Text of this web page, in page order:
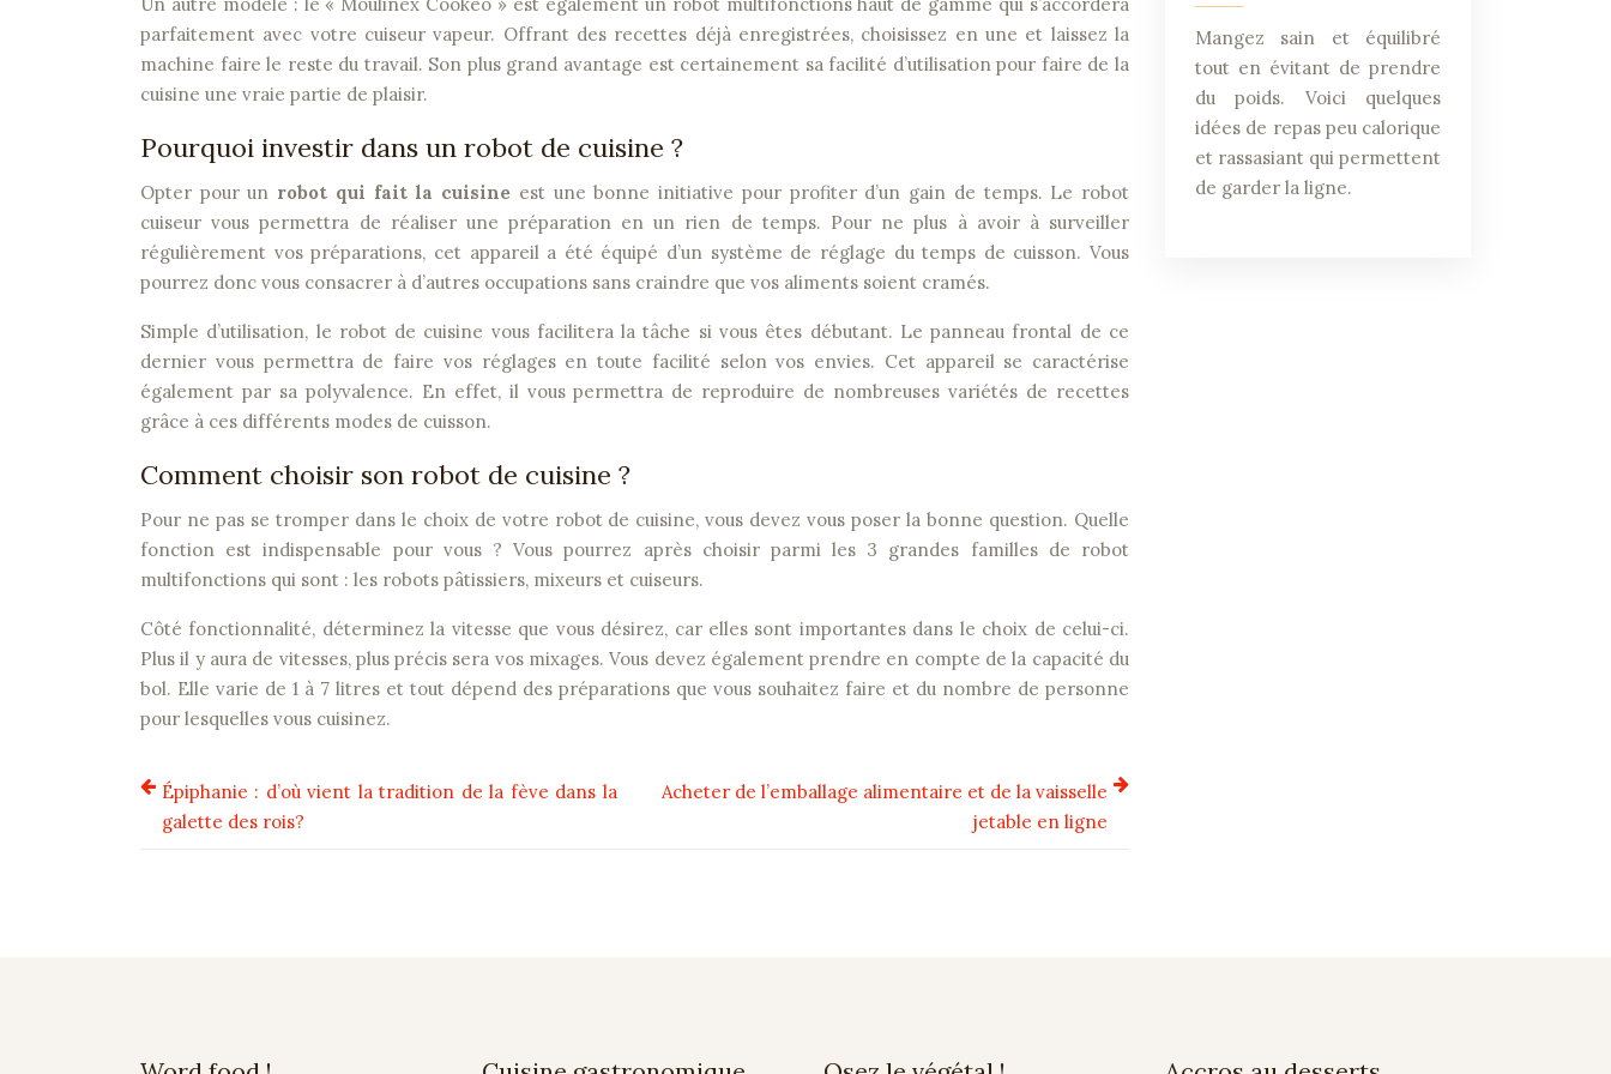
parfaitement avec votre cuiseur vapeur. Offrant des recettes déjà enregistrées, choisissez en une et laissez la
machine faire le reste du travail. Son plus grand avantage est certainement sa facilité d’utilisation pour faire de la
cuisine une vraie partie de plaisir.
Pourquoi investir dans un robot de cuisine ?
Opter pour un robot qui fait la cuisine est une bonne initiative pour profiter d’un gain de temps. Le robot
cuiseur vous permettra de réaliser une préparation en un rien de temps. Pour ne plus à avoir à surveiller
régulièrement vos préparations, cet appareil a été équipé d’un système de réglage du temps de cuisson. Vous
pourrez donc vous consacrer à d’autres occupations sans craindre que vos aliments soient cramés.
Simple d’utilisation, le robot de cuisine vous facilitera la tâche si vous êtes débutant. Le panneau frontal de ce
dernier vous permettra de faire vos réglages en toute facilité selon vos envies. Cet appareil se caractérise
également par sa polyvalence. En effet, il vous permettra de reproduire de nombreuses variétés de recettes
grâce à ces différents modes de cuisson.
Comment choisir son robot de cuisine ?
Pour ne pas se tromper dans le choix de votre robot de cuisine, vous devez vous poser la bonne question. Quelle
fonction est indispensable pour vous ? Vous pourrez après choisir parmi les 3 grandes familles de robot
multifonctions qui sont : les robots pâtissiers, mixeurs et cuiseurs.
Côté fonctionnalité, déterminez la vitesse que vous désirez, car elles sont importantes dans le choix de celui-ci.
Plus il y aura de vitesses, plus précis sera vos mixages. Vous devez également prendre en compte de la capacité du
bol. Elle varie de 1 à 7 litres et tout dépend des préparations que vous souhaitez faire et du nombre de personne
pour lesquelles vous cuisinez.
Épiphanie : d’où vient la tradition de la fève dans la
galette des rois?
Acheter de l’emballage alimentaire et de la vaisselle
jetable en ligne
Mangez sain et équilibré
tout en évitant de prendre
du poids. Voici quelques
idées de repas peu calorique
et rassasiant qui permettent
de garder la ligne.